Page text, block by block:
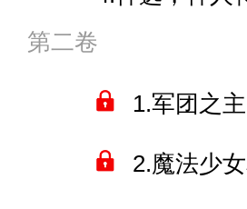
“我要退出大米车队”
“欧内该，瓦塔西！”
5.一般路过的恋
6.迪门修斯
7.秋叶原
第二卷
1.军团之
2.魔法少